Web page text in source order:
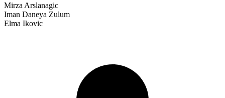
Mirza Arslanagic
Iman Daneya Zulum
Elma Ikovic